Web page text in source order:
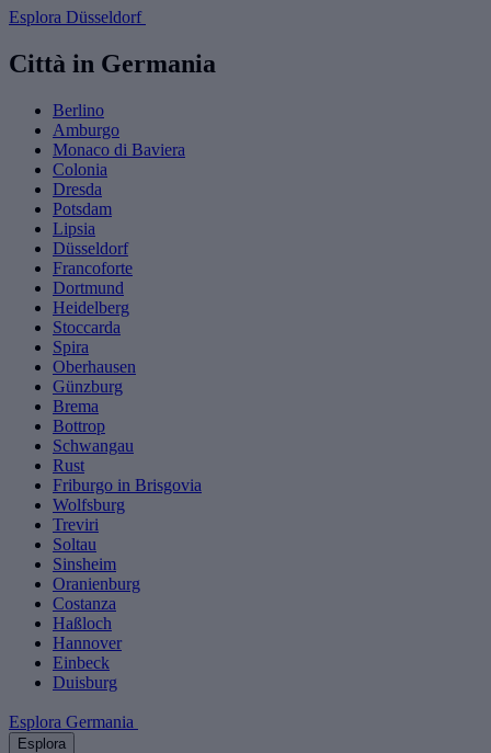
Esplora Düsseldorf
Città in Germania
Berlino
Amburgo
Monaco di Baviera
Colonia
Dresda
Potsdam
Lipsia
Düsseldorf
Francoforte
Dortmund
Heidelberg
Stoccarda
Spira
Oberhausen
Günzburg
Brema
Bottrop
Schwangau
Rust
Friburgo in Brisgovia
Wolfsburg
Treviri
Soltau
Sinsheim
Oranienburg
Costanza
Haßloch
Hannover
Einbeck
Duisburg
Esplora Germania
Esplora